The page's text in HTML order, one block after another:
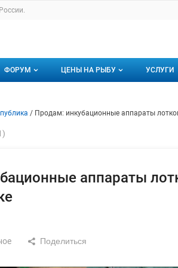
сайту fishretail.ru
сайта fishretail.ru
ФОРУМ ЦЕНЫ НА РЫБУ УСЛУГИ
объявлением
Продам: инкубационные аппараты
аппараты